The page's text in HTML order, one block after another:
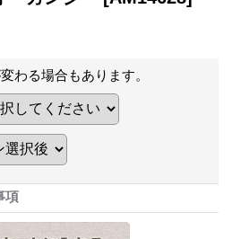
わる場合もあります。
項